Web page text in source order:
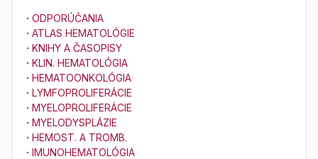
· ODPORÚČANIA
· ATLAS HEMATOLÓGIE
· KNIHY A ČASOPISY
· KLIN. HEMATOLÓGIA
· HEMATOONKOLÓGIA
· LYMFOPROLIFERÁCIE
· MYELOPROLIFERÁCIE
· MYELODYSPLÁZIE
· HEMOST. A TROMB.
· IMUNOHEMATOLÓGIA